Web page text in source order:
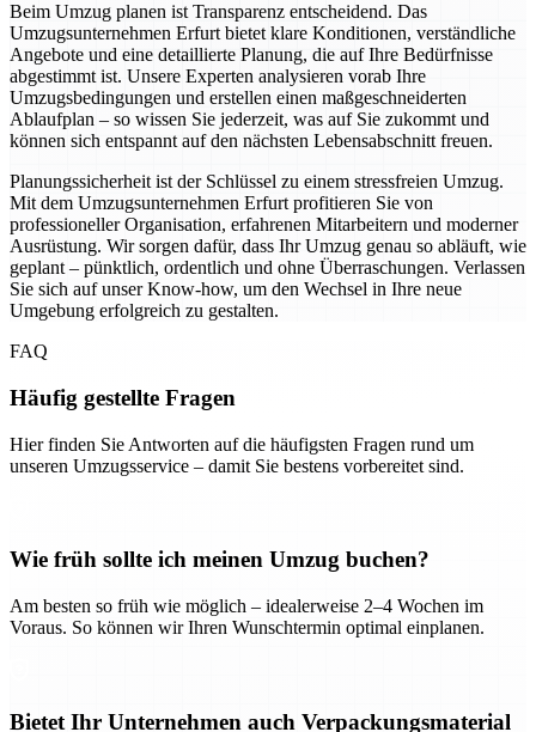
Beim Umzug planen ist Transparenz entscheidend. Das
Umzugsunternehmen Erfurt bietet klare Konditionen, verständliche
Angebote und eine detaillierte Planung, die auf Ihre Bedürfnisse
abgestimmt ist. Unsere Experten analysieren vorab Ihre
Umzugsbedingungen und erstellen einen maßgeschneiderten
Ablaufplan – so wissen Sie jederzeit, was auf Sie zukommt und
können sich entspannt auf den nächsten Lebensabschnitt freuen.
Planungssicherheit ist der Schlüssel zu einem stressfreien Umzug.
Mit dem Umzugsunternehmen Erfurt profitieren Sie von
professioneller Organisation, erfahrenen Mitarbeitern und moderner
Ausrüstung. Wir sorgen dafür, dass Ihr Umzug genau so abläuft, wie
geplant – pünktlich, ordentlich und ohne Überraschungen. Verlassen
Sie sich auf unser Know-how, um den Wechsel in Ihre neue
Umgebung erfolgreich zu gestalten.
FAQ
Häufig gestellte Fragen
Hier finden Sie Antworten auf die häufigsten Fragen rund um
unseren Umzugsservice – damit Sie bestens vorbereitet sind.
Wie früh sollte ich meinen Umzug buchen?
Am besten so früh wie möglich – idealerweise 2–4 Wochen im
Voraus. So können wir Ihren Wunschtermin optimal einplanen.
Bietet Ihr Unternehmen auch Verpackungsmaterial